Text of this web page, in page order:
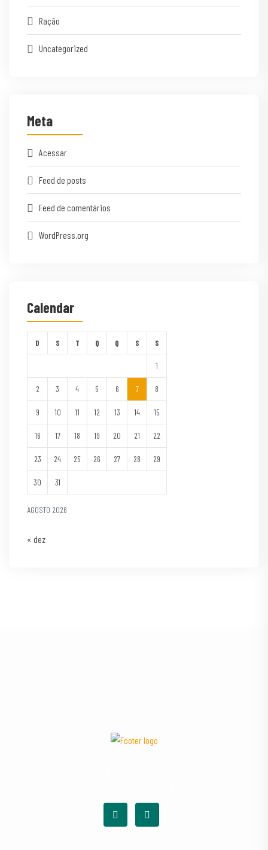
Ração
Uncategorized
Meta
Acessar
Feed de posts
Feed de comentários
WordPress.org
Calendar
AGOSTO 2026
D S T Q Q S S
1
2 3 4 5 6 7 8
9 10 11 12 13 14 15
16 17 18 19 20 21 22
23 24 25 26 27 28 29
30 31
« dez